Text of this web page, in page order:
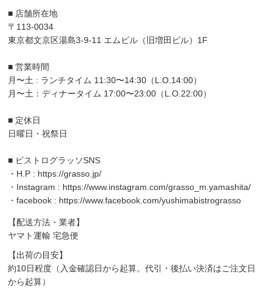
■ 店舗所在地
〒113-0034
東京都文京区湯島3-9-11 エムビル（旧増田ビル）1F
■ 営業時間
月〜土 : ランチタイム 11:30〜14:30（L.O.14:00）
月〜土：ディナータイム 17:00〜23:00（L.O.22:00）
■ 定休日
日曜日・祝祭日
■ ビストログラッソSNS
・H.P : https://grasso.jp/
・Instagram : https://www.instagram.com/grasso_m.yamashita/
・facebook : https://www.facebook.com/yushimabistrograsso
【配送方法・業者】
ヤマト運輸 宅急便
【出荷の目安】
約10日程度（入金確認日から起算。代引・後払い決済はご注文日
から起算）